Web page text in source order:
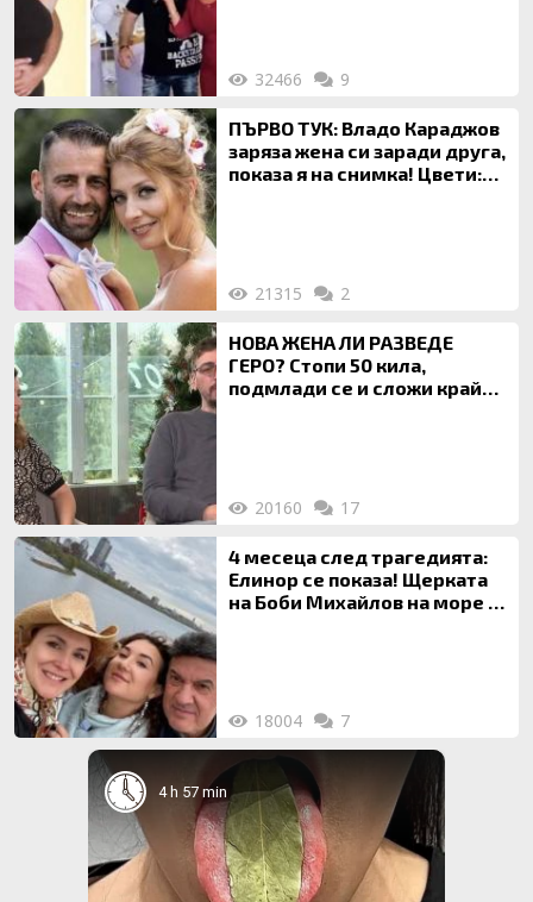
32466 9
ПЪРВО ТУК: Владо Караджов
заряза жена си заради друга,
показа я на снимка! Цвети:
21315 2
НОВА ЖЕНА ЛИ РАЗВЕДЕ
ГЕРО? Стопи 50 кила,
подмлади се и сложи край
20160 17
4 месеца след трагедията:
Елинор се показа! Щерката
на Боби Михайлов на море с
18004 7
4 h 57 min